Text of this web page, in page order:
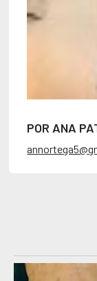
POR ANA